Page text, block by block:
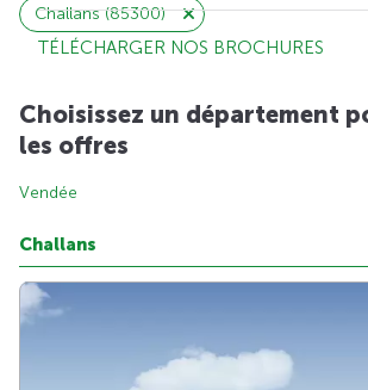
TÉLÉCHARGER NOS BROCHURES
Challans (85300)
Choisissez un département
les offres
Vendée
Challans